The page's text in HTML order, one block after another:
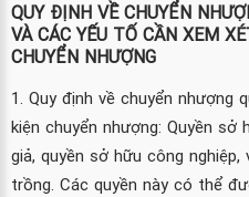
QUY ĐỊNH VỀ CHUYỂN
VÀ CÁC YẾU TỐ CẦN XEM
CHUYỂN NHƯỢNG
1. Quy định về chuyển
kiện chuyển nhượng: Quyền
giả, quyền sở hữu công
trồng. Các quyền này có thể